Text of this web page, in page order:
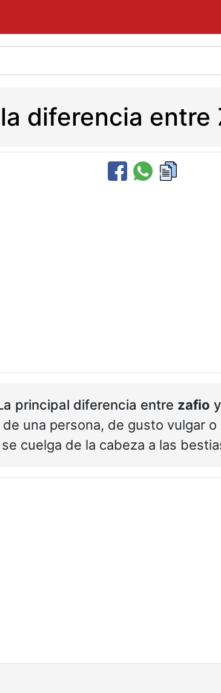
diferencia entre
principal diferencia entre zafio y
de una persona, de gusto vulgar
se cuelga de la cabeza a las